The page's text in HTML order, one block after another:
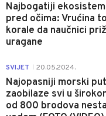
Najbogatiji
pred očima: Vrućina
korale da naučnici
uragane
SVIJET 20.05.2024.
Najopasniji morski
zaobilaze svi u
od 800 brodova